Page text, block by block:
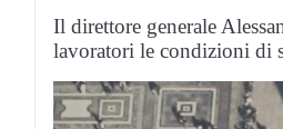
Il direttore generale
lavoratori le condizioni di